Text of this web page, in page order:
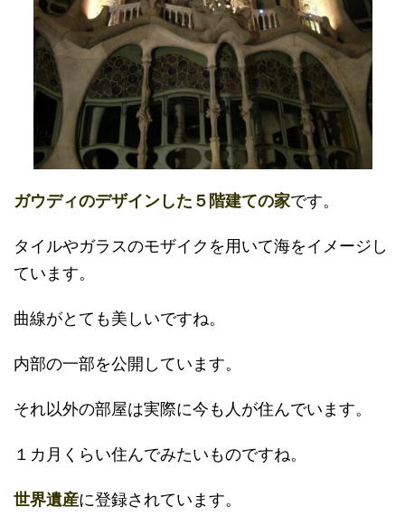
ガウディのデザインした５階建ての家です。
タイルやガラスのモザイクを用いて海をイメージし
ています。
曲線がとても美しいですね。
内部の一部を公開しています。
それ以外の部屋は実際に今も人が住んでいます。
１カ月くらい住んでみたいものですね。
世界遺産に登録されています。